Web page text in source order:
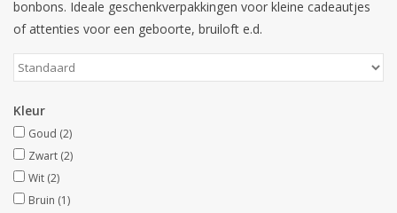
Inpakmaterialen
Thema's
Collecties
bonbons. Ideale geschenkverpakkingen voor kleine cadeautjes
of attenties voor een geboorte, bruiloft e.d.
Kleur
Goud (2)
Zwart (2)
Wit (2)
Bruin (1)